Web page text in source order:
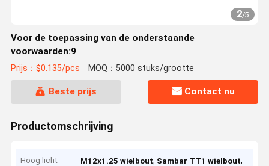
2/5
Voor de toepassing van de onderstaande
voorwaarden:9
Prijs：$0.135/pcs MOQ：5000 stuks/grootte
Beste prijs Contact nu
Productomschrijving
Hoog licht M12x1.25 wielbout, Sambar TT1 wielbout,